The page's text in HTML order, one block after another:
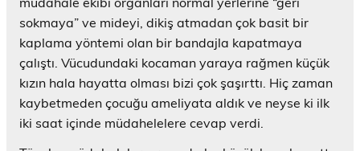
sokmaya” ve mideyi, dikiş atmadan çok basit bir
kaplama yöntemi olan bir bandajla kapatmaya
çalıştı. Vücudundaki kocaman yaraya rağmen küçük
kızın hala hayatta olması bizi çok şaşırttı. Hiç zaman
kaybetmeden çocuğu ameliyata aldık ve neyse ki ilk
iki saat içinde müdahelelere cevap verdi.